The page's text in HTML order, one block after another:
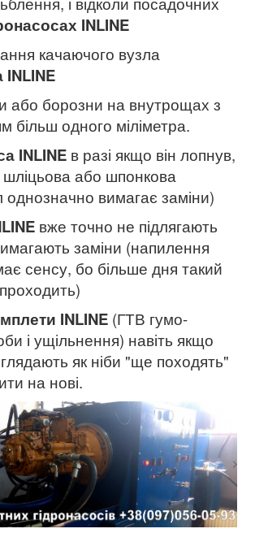
INLINE
качаючого вузла
INLINE
або борозни на внутрощах з
більш одного міліметра.
INLINE в разі якщо він лопнув,
або шпонкова
однозначно вимагає заміни)
вже точно не підлягають
заміни (напилення
сенсу, бо більше дня такий
INLINE (ГТВ гумо-
і ущільнення) навіть якщо
як ніби "ще походять"
на нові.